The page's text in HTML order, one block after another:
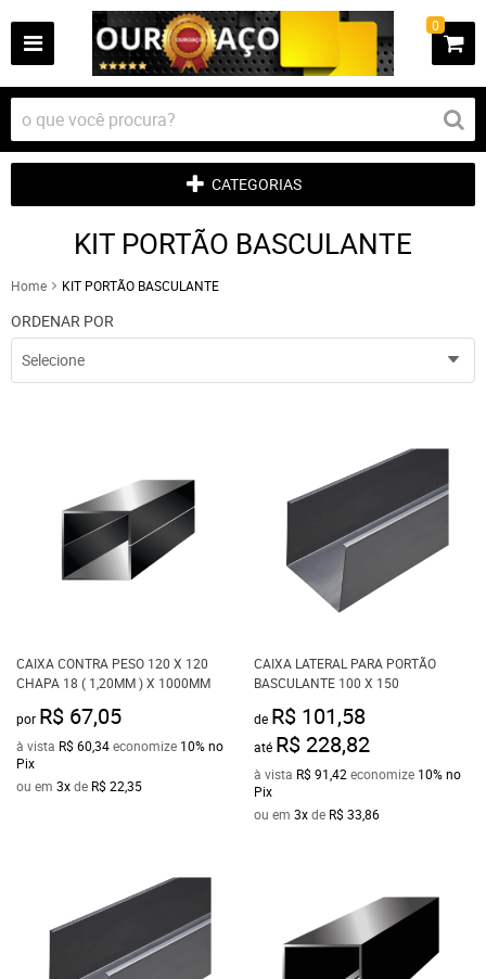
0
CATEGORIAS
KIT PORTÃO BASCULANTE
Home KIT PORTÃO BASCULANTE
ORDENAR POR
Selecione
CAIXA CONTRA PESO 120 X 120
CHAPA 18 ( 1,20MM ) X 1000MM
por R$ 67,05
à vista R$ 60,34economize 10%no
Pix
ou em 3xde R$ 22,35
CAIXA LATERAL PARA PORTÃO
BASCULANTE 100 X 150
de R$ 101,58
até R$ 228,82
à vista R$ 91,42 economize 10%no
Pix
ou em 3xde R$ 33,86